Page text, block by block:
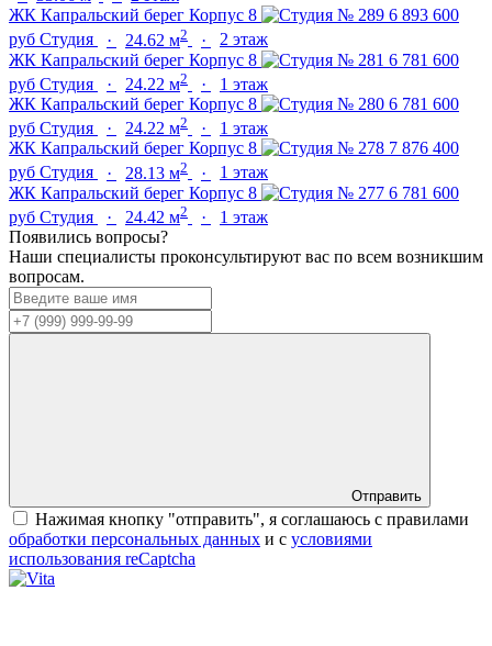
ЖК Капральский берег Корпус 8
6 893 600
руб Студия · 24.62 м2 ·
2 этаж
ЖК Капральский берег Корпус 8
6 781 600
руб Студия · 24.22 м2 ·
1 этаж
ЖК Капральский берег Корпус 8
6 781 600
руб Студия · 24.22 м2 ·
1 этаж
ЖК Капральский берег Корпус 8
7 876 400
руб Студия · 28.13 м2 ·
1 этаж
ЖК Капральский берег Корпус 8
6 781 600
руб Студия · 24.42 м2 ·
1 этаж
Появились вопросы?
Наши специалисты проконсультируют вас по всем возникшим
вопросам.
Отправить
Нажимая кнопку "отправить", я соглашаюсь с правилами
обработки персональных данных и с условиями
использования reCaptcha